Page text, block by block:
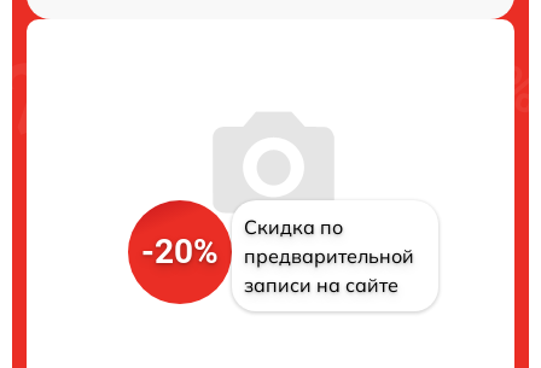
-20%
Скидка по
предварительной
записи на сайте